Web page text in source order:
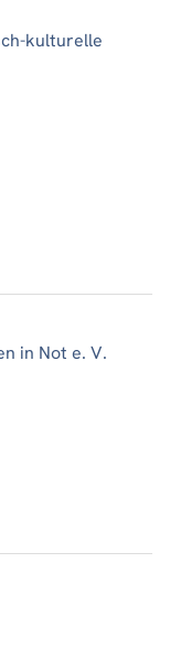
kulturelle
in Not e. V.